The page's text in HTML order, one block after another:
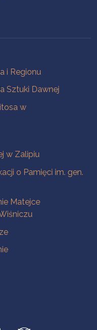
i Regionu
Sztuki Dawnej
w
w Zalipiu
o Pamięci im. gen.
Matejce